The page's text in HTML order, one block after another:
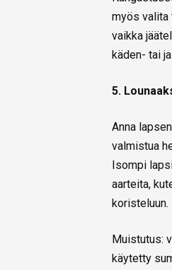
myös valita
vaikka
käden- tai
5.
Anna
valmistua
Isompi
aarteita,
koristeluun.
Muistutus:
käytetty